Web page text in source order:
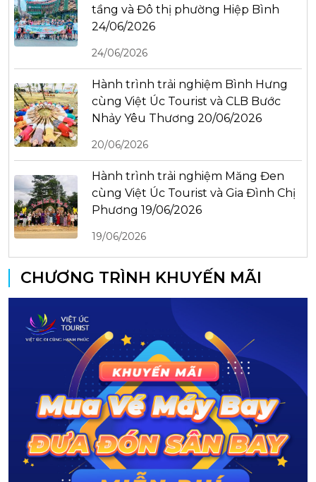
tầng và Đô thị phường Hiệp Bình
24/06/2026
24/06/2026
Hành trình trải nghiệm Bình Hưng
cùng Việt Úc Tourist và CLB Bước
Nhảy Yêu Thương 20/06/2026
20/06/2026
Hành trình trải nghiệm Măng Đen
cùng Việt Úc Tourist và Gia Đình Chị
Phương 19/06/2026
19/06/2026
CHƯƠNG TRÌNH KHUYẾN MÃI